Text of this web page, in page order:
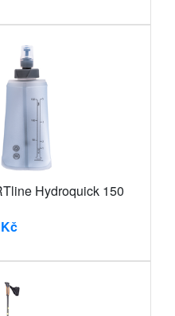
Hydroquick 150